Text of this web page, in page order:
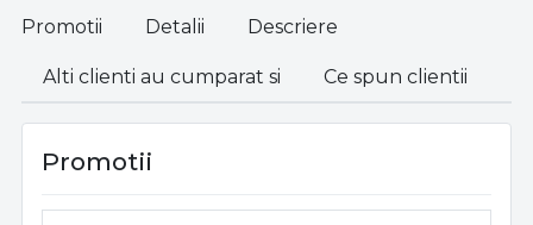
Promotii Detalii Descriere
Alti clienti au cumparat si Ce spun clientii
Promotii